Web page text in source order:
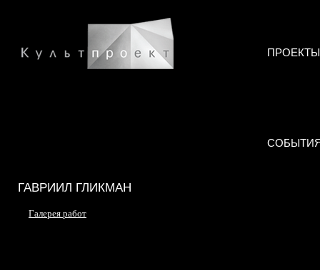
ПРОЕКТЫ
ГАВРИИЛ ГЛИКМАН
Галерея работ